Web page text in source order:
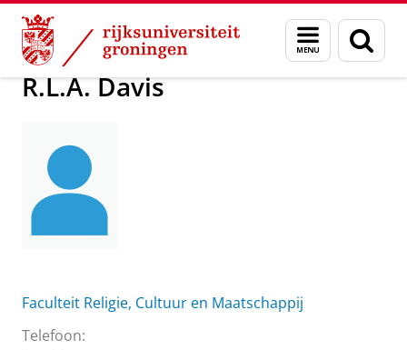
Skip
Content
Skip
Navigation
Menu
en
zoeken
Over ons R.L.A. Davis
R.L.A. Davis
Faculteit Religie, Cultuur en Maatschappij
Telefoon: